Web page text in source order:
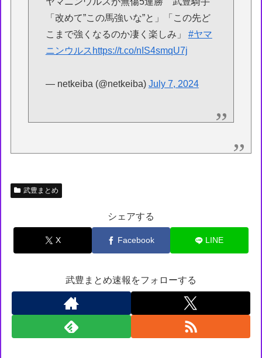
「改めて”この馬強いな”と」「この先ど
こまで強くなるのか凄く楽しみ」 #ヤマ
ニンウルス https://t.co/nIS4smqU7j
— netkeiba (@netkeiba) July 7, 2024
武豊まとめ
シェアする
X Facebook LINE
武豊まとめ速報をフォローする